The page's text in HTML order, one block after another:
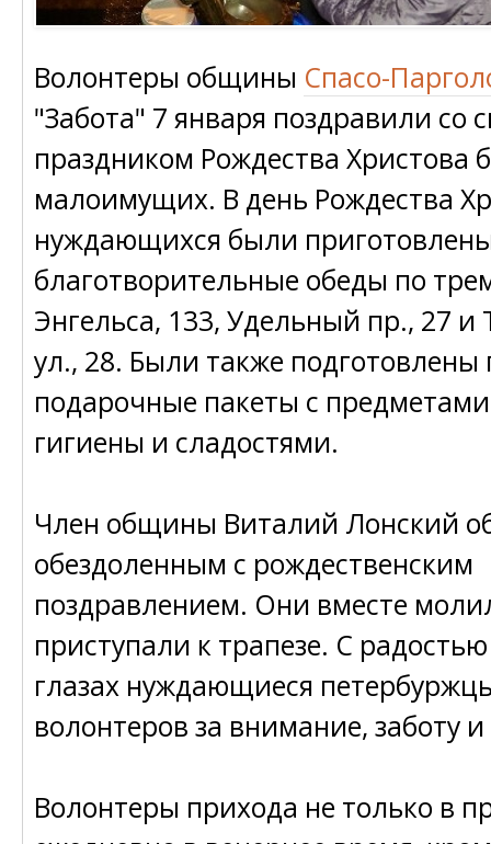
Волонтеры общины Спасо-
"Забота" 7 января поздравили со
праздником Рождества Христова
малоимущих. В день Рождества
нуждающихся были
благотворительные обеды по
Энгельса, 133, Удельный пр., 27 и
ул., 28. Были также
подарочные пакеты с
гигиены и сладостями.
Член общины Виталий Лонский
обездоленным с рождественским
поздравлением. Они вместе
приступали к трапезе. С
глазах нуждающиеся
волонтеров за внимание, заботу
Волонтеры прихода не только в